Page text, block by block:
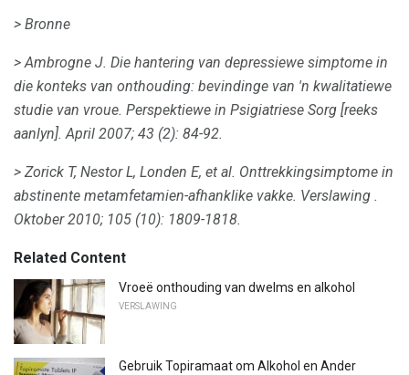
> Bronne
> Ambrogne J. Die hantering van depressiewe simptome in
die konteks van onthouding: bevindinge van 'n kwalitatiewe
studie van vroue. Perspektiewe in Psigiatriese Sorg [reeks
aanlyn]. April 2007; 43 (2): 84-92.
> Zorick T, Nestor L, Londen E, et al. Onttrekkingsimptome in
abstinente metamfetamien-afhanklike vakke. Verslawing .
Oktober 2010; 105 (10): 1809-1818.
Related Content
Vroeë onthouding van dwelms en alkohol
VERSLAWING
Gebruik Topiramaat om Alkohol en Ander